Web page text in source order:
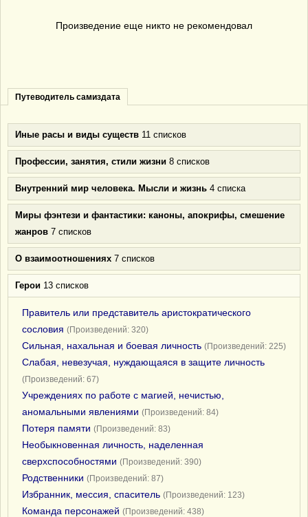
Произведение еще никто не рекомендовал
Путеводитель самиздата
Иные расы и виды существ 11 списков
Профессии, занятия, стили жизни 8 списков
Внутренний мир человека. Мысли и жизнь 4 списка
Миры фэнтези и фантастики: каноны, апокрифы, смешение
жанров 7 списков
О взаимоотношениях 7 списков
Герои 13 списков
Правитель или представитель аристократического
сословия (Произведений: 320)
Сильная, нахальная и боевая личность (Произведений: 225)
Слабая, невезучая, нуждающаяся в защите личность
(Произведений: 67)
Учреждениях по работе с магией, нечистью,
аномальными явлениями (Произведений: 84)
Потеря памяти (Произведений: 83)
Необыкновенная личность, наделенная
сверхспособностями (Произведений: 390)
Родственники (Произведений: 87)
Избранник, мессия, спаситель (Произведений: 123)
Команда персонажей (Произведений: 438)